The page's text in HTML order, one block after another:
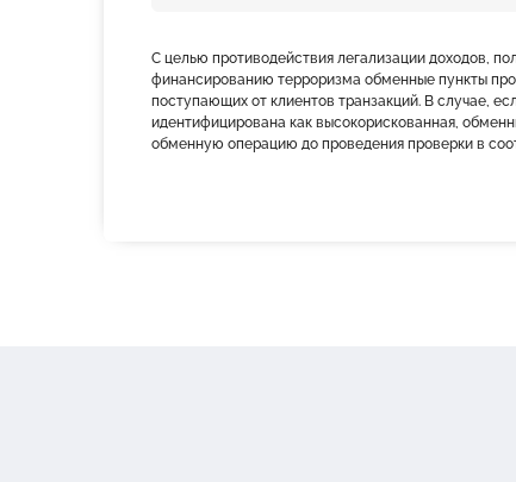
С целью противодействия легализации доходов,
финансированию терроризма обменные пункты
поступающих от клиентов транзакций. В случае,
идентифицирована как высокорискованная,
обменную операцию до проведения проверки в